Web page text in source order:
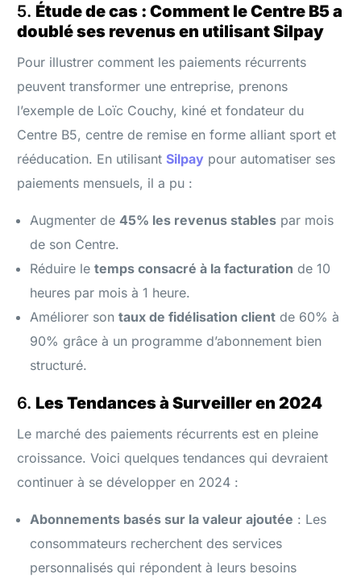
5. Étude de cas : Comment le Centre B5 a
doublé ses revenus en utilisant Silpay
Pour illustrer comment les paiements récurrents
peuvent transformer une entreprise, prenons
l’exemple de Loïc Couchy, kiné et fondateur du
Centre B5, centre de remise en forme alliant sport et
rééducation. En utilisantSilpay pour automatiser ses
paiements mensuels, il a pu :
Augmenter de45% les revenus stables par mois
de son Centre.
Réduire letemps consacré à la facturation de 10
heures par mois à 1 heure.
Améliorer sontaux de fidélisation client de 60% à
90% grâce à un programme d’abonnement bien
structuré.
6. Les Tendances à Surveiller en 2024
Le marché des paiements récurrents est en pleine
croissance. Voici quelques tendances qui devraient
continuer à se développer en 2024 :
Abonnements basés sur la valeur ajoutée : Les
consommateurs recherchent des services
personnalisés qui répondent à leurs besoins